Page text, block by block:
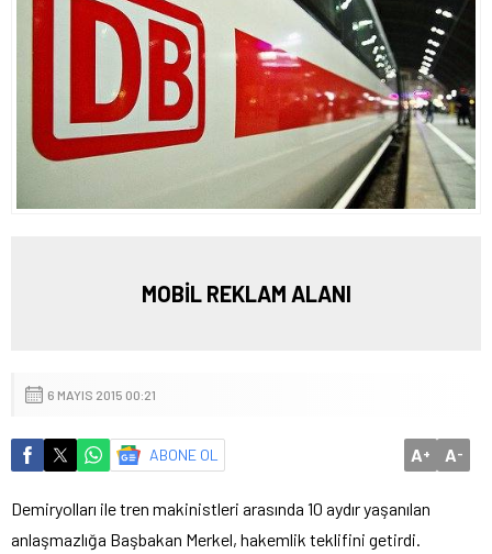
MOBİL REKLAM ALANI
6 MAYIS 2015 00:21
ABONE OL A+ A-
Demiryolları ile tren makinistleri arasında 10 aydır yaşanılan
anlaşmazlığa Başbakan Merkel, hakemlik teklifini getirdi.